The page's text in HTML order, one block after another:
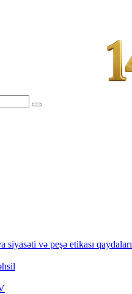
siyasəti və peşə etikası qaydaları